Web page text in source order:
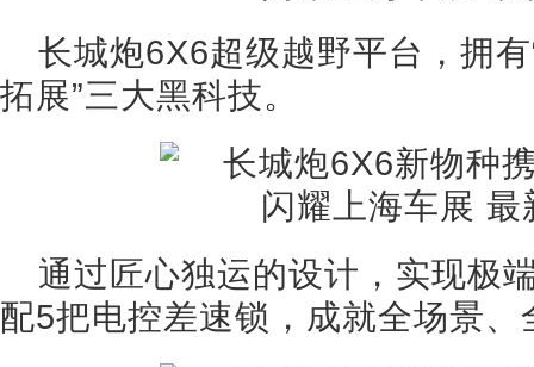
长城炮6X6超级越野平台，拥
拓展”三大黑科技。
通过匠心独运的设计，实现极
配5把电控差速锁，成就全场景